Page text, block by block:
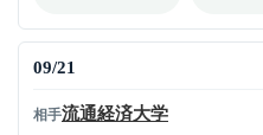
09/21
相手流通経済大学